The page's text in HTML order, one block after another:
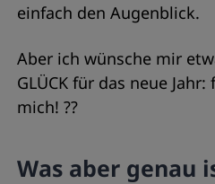
einfach den Augenblick.
Aber ich wünsche mir
GLÜCK für das neue
mich! ??
Was aber genau